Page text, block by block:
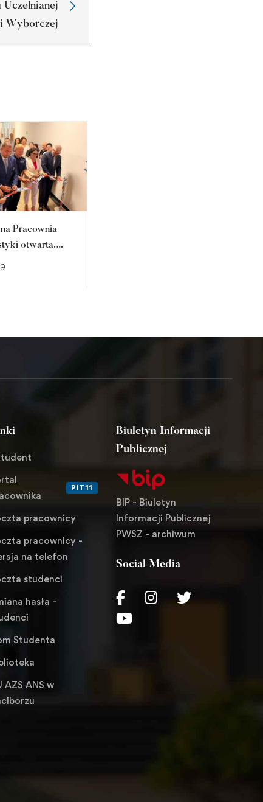
Wyborczej
Pracownia
otwarta.
PIT11
pracownicy
pracownicy -
na telefon
studenci
hasła -
Studenta
AZS ANS w
Biuletyn Informacji
Publicznej
BIP - Biuletyn
Informacji Publicznej
PWSZ - archiwum
Social Media